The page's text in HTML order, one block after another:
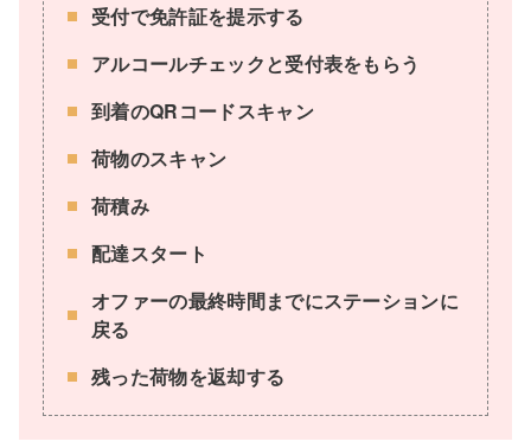
受付で免許証を提示する
アルコールチェックと受付表をもらう
到着のQRコードスキャン
荷物のスキャン
荷積み
配達スタート
オファーの最終時間までにステーションに
戻る
残った荷物を返却する